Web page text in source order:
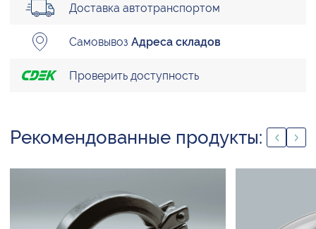
Доставка автотранспортом
Самовывоз Адреса складов
Проверить доступность
Рекомендованные продукты: